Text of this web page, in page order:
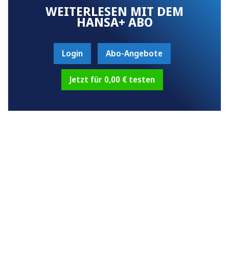
WEITERLESEN MIT DEM
HANSA+ ABO
Login Abo-Angebote
Jetzt für 0,00 € testen